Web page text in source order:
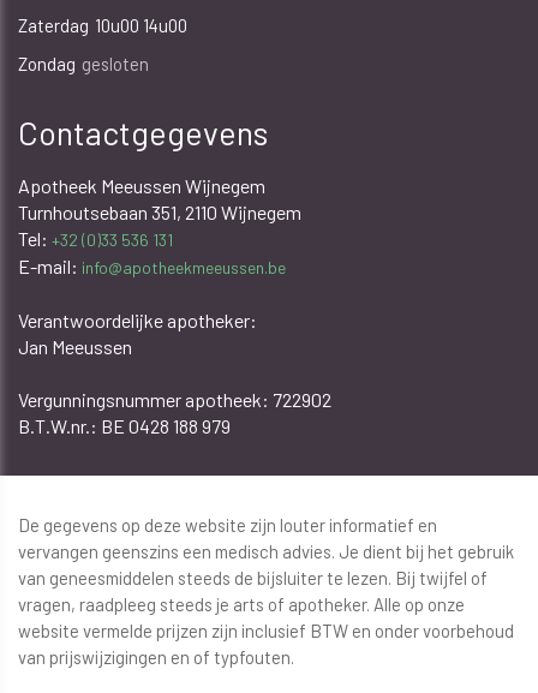
Zaterdag 10u00 14u00
Zondag gesloten
Contactgegevens
Apotheek Meeussen Wijnegem
Turnhoutsebaan 351, 2110 Wijnegem
Tel: +32 (0)33 536 131
E-mail: info@apotheekmeeussen.be
Verantwoordelijke apotheker:
Jan Meeussen
​​​​​​Vergunningsnummer apotheek: 722902
B.T.W.nr.: BE 0428 188 979
De gegevens op deze website zijn louter informatief en
vervangen geenszins een medisch advies. Je dient bij het gebruik
van geneesmiddelen steeds de bijsluiter te lezen. Bij twijfel of
vragen, raadpleeg steeds je arts of apotheker. Alle op onze
website vermelde prijzen zijn inclusief BTW en onder voorbehoud
van prijswijzigingen en of typfouten.